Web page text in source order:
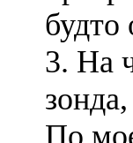
будто
3. На
По